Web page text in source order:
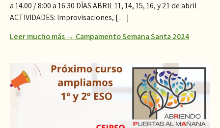
a 14.00 / 8:00 a 16:30 DÍAS ABRIL 11, 14, 15, 16, y 21 de abril
ACTIVIDADES: Improvisaciones, […]
Leer mucho más → Campamento Semana Santa 2024